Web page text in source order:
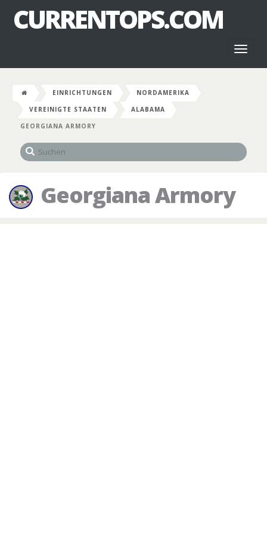
CURRENTOPS.COM
EINRICHTUNGEN
NORDAMERIKA
VEREINIGTE STAATEN
ALABAMA
GEORGIANA ARMORY
Georgiana Armory